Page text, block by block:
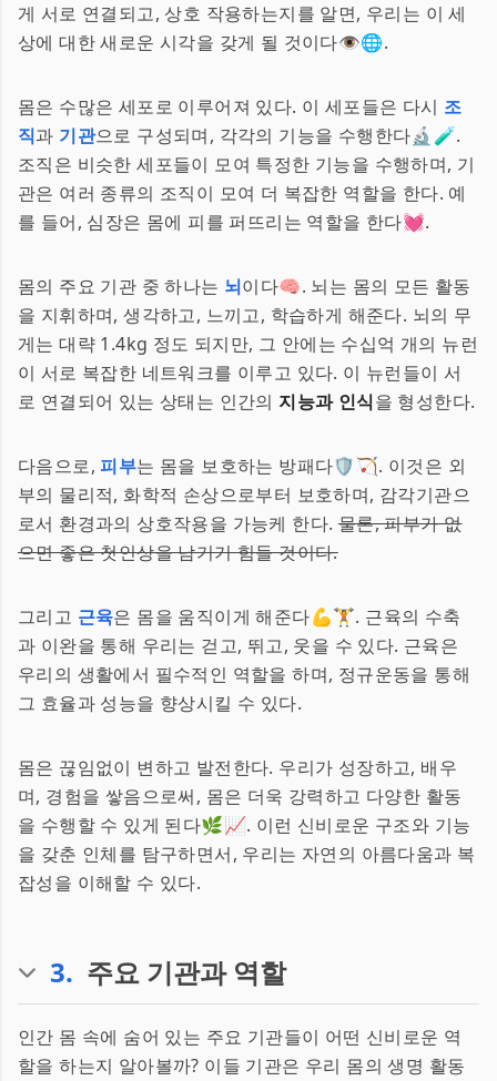
게 서로 연결되고, 상호 작용하는지를 알면, 우리는 이 세
상에 대한 새로운 시각을 갖게 될 것이다👁️🌐.
몸은 수많은 세포로 이루어져 있다. 이 세포들은 다시 조
직과 기관으로 구성되며, 각각의 기능을 수행한다🔬🧪.
조직은 비슷한 세포들이 모여 특정한 기능을 수행하며, 기
관은 여러 종류의 조직이 모여 더 복잡한 역할을 한다. 예
를 들어, 심장은 몸에 피를 퍼뜨리는 역할을 한다💓.
몸의 주요 기관 중 하나는 뇌이다🧠. 뇌는 몸의 모든 활동
을 지휘하며, 생각하고, 느끼고, 학습하게 해준다. 뇌의 무
게는 대략 1.4kg 정도 되지만, 그 안에는 수십억 개의 뉴런
이 서로 복잡한 네트워크를 이루고 있다. 이 뉴런들이 서
로 연결되어 있는 상태는 인간의 지능과 인식을 형성한다.
다음으로,피부는 몸을 보호하는 방패다🛡️🏹. 이것은 외
부의 물리적, 화학적 손상으로부터 보호하며, 감각기관으
로서 환경과의 상호작용을 가능케 한다.물론, 피부가 없
으면 좋은 첫인상을 남기기 힘들 것이다.
그리고 근육은 몸을 움직이게 해준다💪🏋️. 근육의 수축
과 이완을 통해 우리는 걷고, 뛰고, 웃을 수 있다. 근육은
우리의 생활에서 필수적인 역할을 하며, 정규운동을 통해
그 효율과 성능을 향상시킬 수 있다.
몸은 끊임없이 변하고 발전한다. 우리가 성장하고, 배우
며, 경험을 쌓음으로써, 몸은 더욱 강력하고 다양한 활동
을 수행할 수 있게 된다🌿📈. 이런 신비로운 구조와 기능
을 갖춘 인체를 탐구하면서, 우리는 자연의 아름다움과 복
잡성을 이해할 수 있다.
3. 주요 기관과 역할
인간 몸 속에 숨어 있는 주요 기관들이 어떤 신비로운 역
할을 하는지 알아볼까? 이들 기관은 우리 몸의 생명 활동